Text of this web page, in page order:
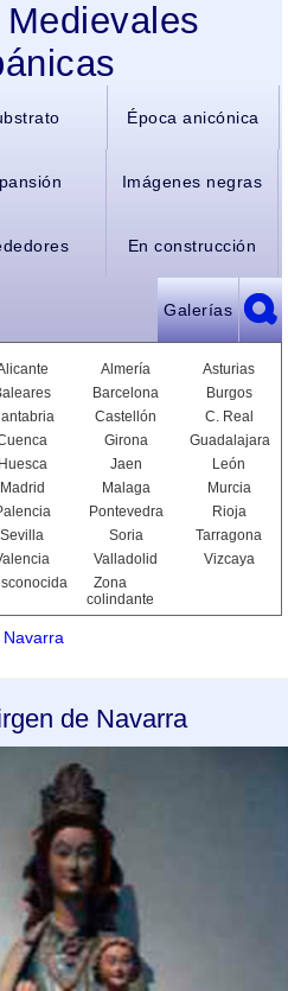
Época anicónica
Imágenes negras
En construcción
Galerías
Almería
Asturias
Barcelona
Burgos
Castellón
C. Real
Girona
Guadalajara
Huesca Jaen
León
Madrid Malaga
Murcia
Pontevedra
Rioja
Sevilla Soria
Tarragona
Valladolid
Vizcaya
Zona
colindante
de Navarra